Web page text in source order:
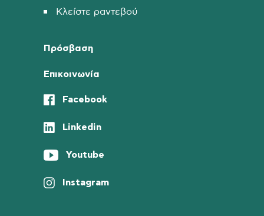
Κλείστε ραντεβού
Πρόσβαση
Επικοινωνία
Facebook
Linkedin
Youtube
Instagram